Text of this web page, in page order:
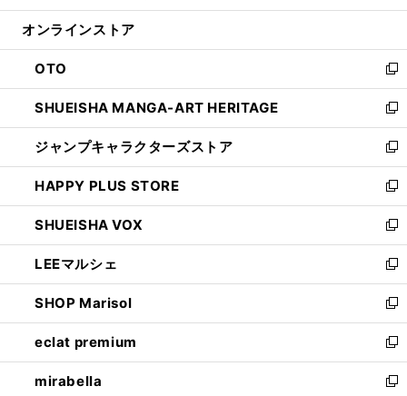
開
ン
ウ
で
開
く
ウ
ン
ド
ウ
で
開
く
オンラインストア
OTO
新
し
い
ウ
ィ
ン
ド
ウ
で
開
く
SHUEISHA MANGA-ART HERITAGE
新
し
い
ウ
ィ
ン
ド
ウ
で
開
く
ジャンプキャラクターズストア
新
し
い
ウ
ィ
ン
ド
ウ
で
開
く
HAPPY PLUS STORE
新
し
い
ウ
ィ
ン
ド
ウ
で
開
く
SHUEISHA VOX
新
し
い
ウ
ィ
ン
ド
ウ
で
LEEマルシェ
新
し
い
ウ
ィ
ン
ド
SHOP Marisol
新
し
い
ウ
ィ
eclat premium
新
し
い
mirabella
新